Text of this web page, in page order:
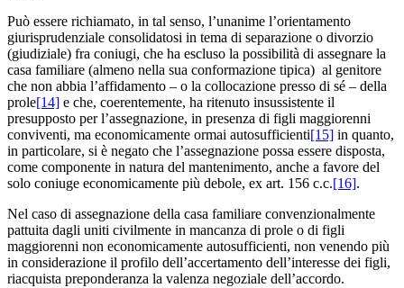
Può essere richiamato, in tal senso, l’unanime l’orientamento
giurisprudenziale consolidatosi in tema di separazione o divorzio
(giudiziale) fra coniugi, che ha escluso la possibilità di assegnare la
casa familiare (almeno nella sua conformazione tipica) al genitore
che non abbia l’affidamento – o la collocazione presso di sé – della
prole[14] e che, coerentemente, ha ritenuto insussistente il
presupposto per l’assegnazione, in presenza di figli maggiorenni
conviventi, ma economicamente ormai autosufficienti[15] in quanto,
in particolare, si è negato che l’assegnazione possa essere disposta,
come componente in natura del mantenimento, anche a favore del
solo coniuge economicamente più debole, ex art. 156 c.c.[16].
Nel caso di assegnazione della casa familiare convenzionalmente
pattuita dagli uniti civilmente in mancanza di prole o di figli
maggiorenni non economicamente autosufficienti, non venendo più
in considerazione il profilo dell’accertamento dell’interesse dei figli,
riacquista preponderanza la valenza negoziale dell’accordo.